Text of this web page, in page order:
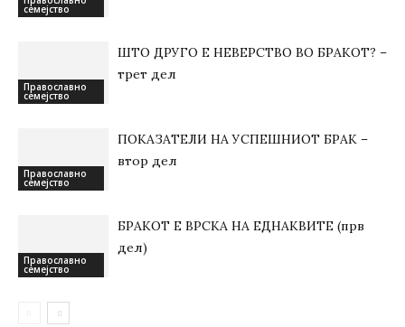
семејство
Православно
семејство
ШТО ДРУГО Е НЕВЕРСТВО ВО БРАКОТ? –
трет дел
Православно
семејство
ПОКАЗАТЕЛИ НА УСПЕШНИОТ БРАК –
втор дел
Православно
семејство
БРАКОТ Е ВРСКА НА ЕДНАКВИТЕ (прв
дел)